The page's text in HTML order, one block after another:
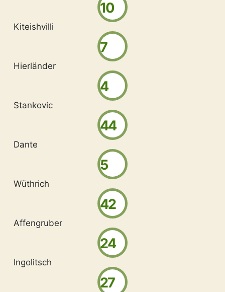
10
Kiteishvilli
7
Hierländer
4
Stankovic
44
Dante
5
Wüthrich
42
Affengruber
24
Ingolitsch
27